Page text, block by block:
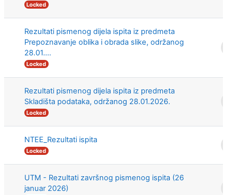
Locked
Rezultati pismenog dijela ispita iz predmeta
Prepoznavanje oblika i obrada slike, održanog
28.01....
Locked
Rezultati pismenog dijela ispita iz predmeta
Skladišta podataka, održanog 28.01.2026.
Locked
NTEE_Rezultati ispita
Locked
UTM - Rezultati završnog pismenog ispita (26
januar 2026)